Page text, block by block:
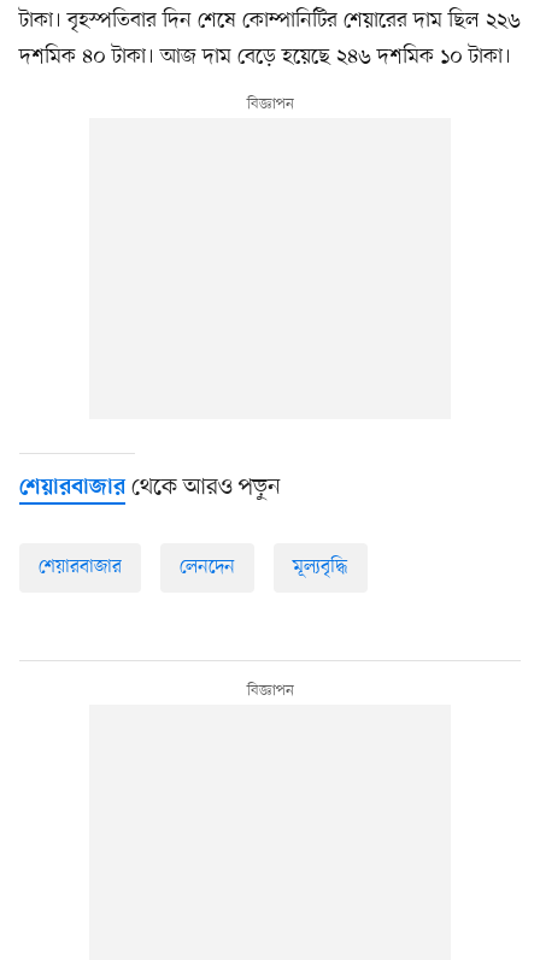
টাকা। বৃহস্পতিবার দিন শেষে কোম্পানিটির শেয়ারের দাম ছিল ২২৬
দশমিক ৪০ টাকা। আজ দাম বেড়ে হয়েছে ২৪৬ দশমিক ১০ টাকা।
শেয়ারবাজারথেকে আরও পড়ুন
শেয়ারবাজার লেনদেন মূল্যবৃদ্ধি